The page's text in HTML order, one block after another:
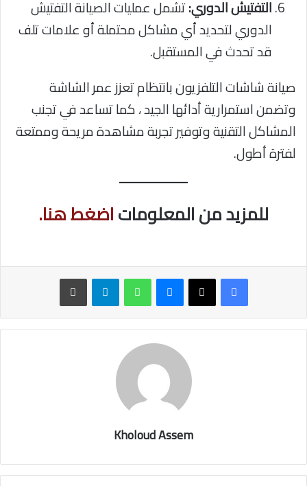
التفتيش الدوري:تشمل عمليات الصيانة التفتيش
الدوري لتحديد أي مشاكل محتملة أو علامات تلف
قد تحدث في المستقبل.
صيانة شاشات التلفزيون بانتظام تعزز عمر الشاشة
وتضمن استمرارية أدائها الجيد ، كما تساعد في تجنب
المشاكل التقنية وتوفير تجربة مشاهدة مريحة وممتعة
لفترة أطول.
للمزيد من المعلوماتاضغط هنا.
ماسنجر واتساب تيلقرام طباعة
Kholoud Assem